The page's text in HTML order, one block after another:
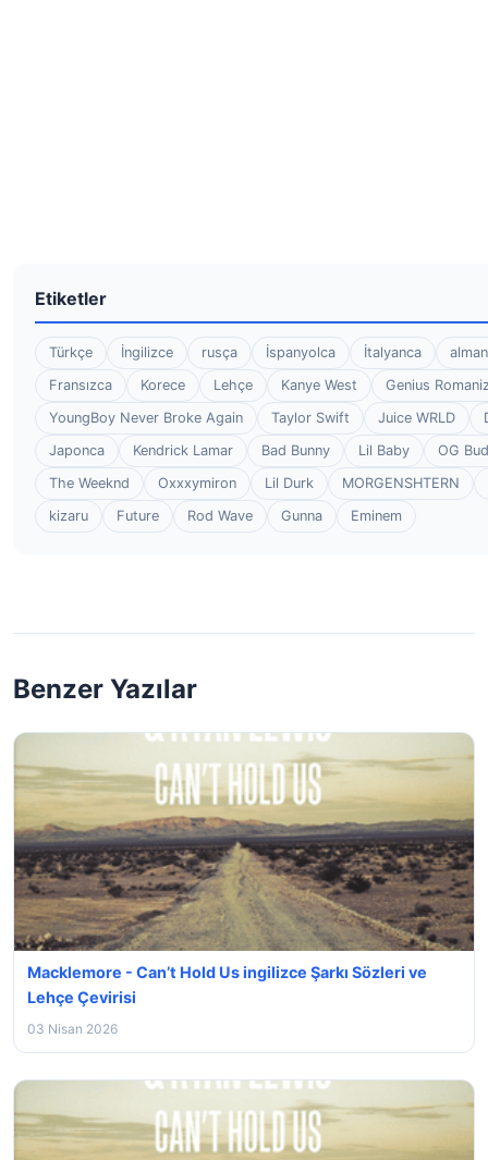
Etiketler
Türkçe İngilizce rusça İspanyolca İtalyanca
Fransızca
Korece Lehçe Kanye West
Genius
YoungBoy Never Broke Again
Taylor Swift Juice WRLD
Japonca
Kendrick Lamar Bad Bunny Lil Baby
OG
The Weeknd
Oxxxymiron Lil Durk
MORGENSHTERN
kizaru
Future Rod Wave Gunna Eminem
Benzer Yazılar
Macklemore - Can’t Hold Us ingilizce Şarkı Sözleri ve
Lehçe Çevirisi
03 Nisan 2026